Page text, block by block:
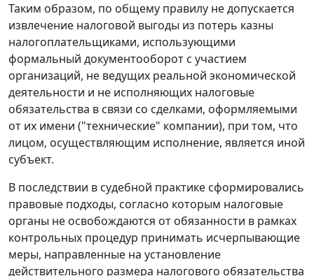
Таким образом, по общему правилу не допускается
извлечение налоговой выгоды из потерь казны
налогоплательщиками, использующими
формальный документооборот с участием
организаций, не ведущих реальной экономической
деятельности и не исполняющих налоговые
обязательства в связи со сделками, оформляемыми
от их имени ("технические" компании), при том, что
лицом, осуществляющим исполнение, является иной
субъект.
В последствии в судебной практике сформировались
правовые подходы, согласно которым налоговые
органы не освобождаются от обязанности в рамках
контрольных процедур принимать исчерпывающие
меры, направленные на установление
действительного размера налогового обязательства